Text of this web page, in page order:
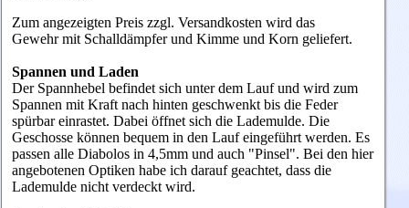
Zum angezeigten Preis zzgl. Versandkosten wird das
Gewehr mit Schalldämpfer und Kimme und Korn geliefert.
Spannen und Laden
Der Spannhebel befindet sich unter dem Lauf und wird zum
Spannen mit Kraft nach hinten geschwenkt bis die Feder
spürbar einrastet. Dabei öffnet sich die Lademulde. Die
Geschosse können bequem in den Lauf eingeführt werden. Es
passen alle Diabolos in 4,5mm und auch "Pinsel". Bei den hier
angebotenen Optiken habe ich darauf geachtet, dass die
Lademulde nicht verdeckt wird.